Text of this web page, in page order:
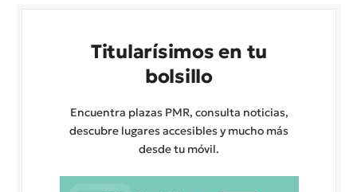
Titularísimos en tu
bolsillo
Encuentra plazas PMR, consulta noticias,
descubre lugares accesibles y mucho más
desde tu móvil.